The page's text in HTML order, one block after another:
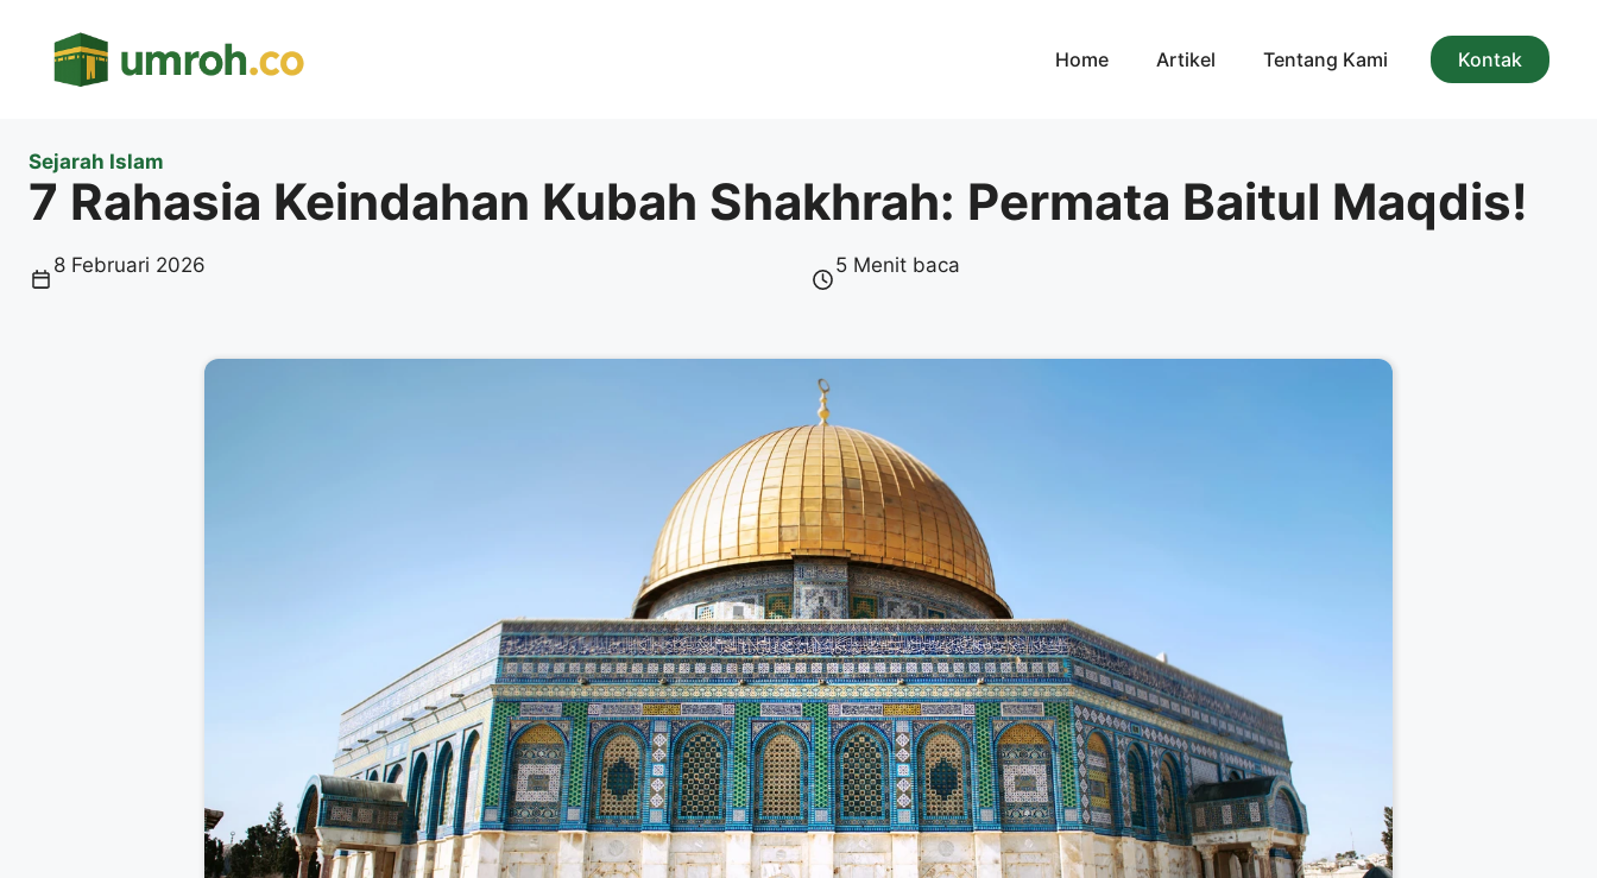
Home Artikel Tentang Kami Kontak
Sejarah Islam
7 Rahasia Keindahan Kubah Shakhrah: Permata Baitul Maqdis!
8 Februari 2026 5 Menit baca